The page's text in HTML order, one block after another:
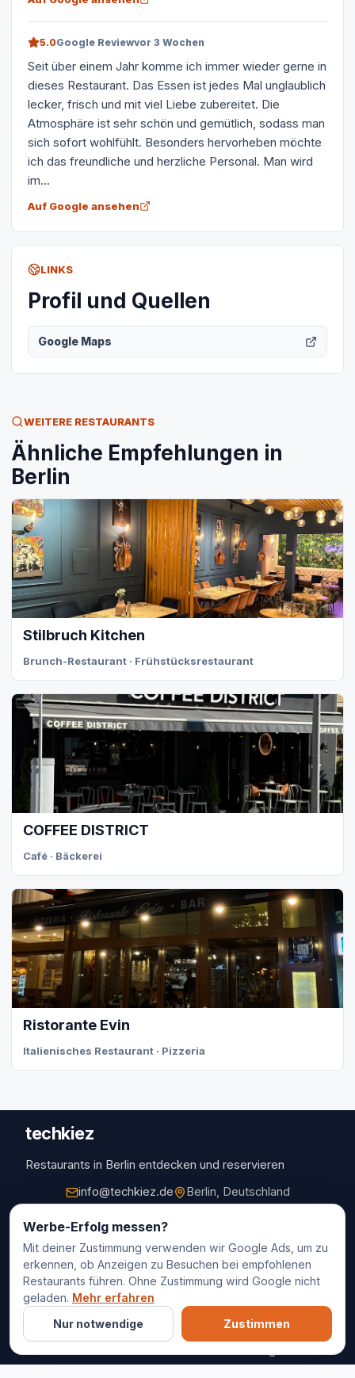
5.0Google Reviewvor 3 Wochen
Seit über einem Jahr komme ich immer wieder gerne in
dieses Restaurant. Das Essen ist jedes Mal unglaublich
lecker, frisch und mit viel Liebe zubereitet. Die
Atmosphäre ist sehr schön und gemütlich, sodass man
sich sofort wohlfühlt. Besonders hervorheben möchte
ich das freundliche und herzliche Personal. Man wird
im...
Auf Google ansehen
LINKS
Profil und Quellen
Google Maps
WEITERE RESTAURANTS
Ähnliche Empfehlungen in
Berlin
Stilbruch Kitchen
Brunch-Restaurant · Frühstücksrestaurant
COFFEE DISTRICT
Café · Bäckerei
Ristorante Evin
Italienisches Restaurant · Pizzeria
techkiez
Restaurants in Berlin entdecken und reservieren
info@techkiez.de
Berlin, Deutschland
Restaurants
Restaurantauswahl
Für Unternehmen
Kontakt
© 2025 techkiez. Alle Rechte vorbehalten.
Werbe-Erfolg messen?
Mit deiner Zustimmung verwenden wir Google Ads, um zu
erkennen, ob Anzeigen zu Besuchen bei empfohlenen
Restaurants führen. Ohne Zustimmung wird Google nicht
geladen. Mehr erfahren
Nur notwendige
Zustimmen